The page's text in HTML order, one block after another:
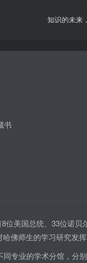
知识的未来
书
美国总统、33位诺贝
佛师生的学习研究发挥
专业的学术分馆，分